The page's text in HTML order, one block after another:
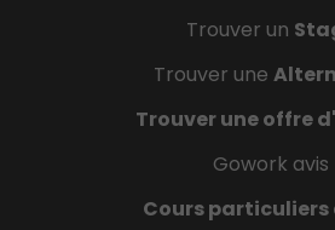
Trouver un
Trouver une
Trouver une offre
Gowork avis
Cours particuliers